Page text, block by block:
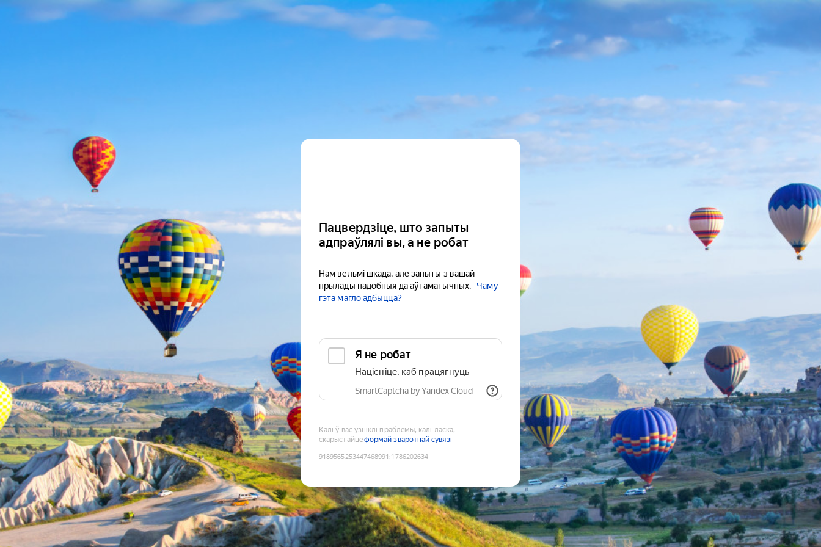
Пацвердзіце, што запыты
адпраўлялі вы, а не робат
Нам вельмі шкада, але запыты з вашай
прылады падобныя да аўтаматычных.
Чаму
гэта магло адбыцца?
Я не робат
Націсніце, каб працягнуць
SmartCaptcha by Yandex Cloud
Калі ў вас узніклі праблемы, калі ласка,
скарыстайцеформай зваротнай сувязі
9189565253447468991 :1786202634